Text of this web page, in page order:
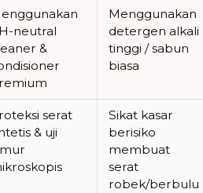
neutral
&
Menggunakan
detergen alkali
tinggi / sabun
biasa
serat
& uji
Sikat kasar
berisiko
membuat
serat
robek/berbulu